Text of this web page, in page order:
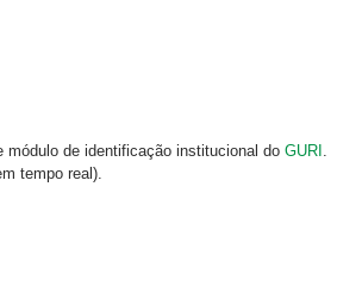
módulo de identificação institucional do GURI
tempo real).